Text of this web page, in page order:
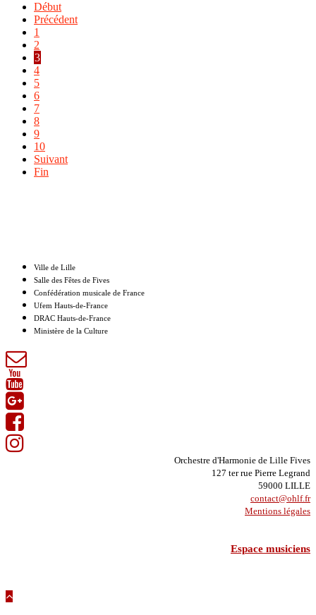
Début
Précédent
1
2
3
4
5
6
7
8
9
10
Suivant
Fin
Ville de Lille
Salle des Fêtes de Fives
Confédération musicale de France
Ufem Hauts-de-France
DRAC Hauts-de-France
Ministère de la Culture
Orchestre d'Harmonie de Lille Fives
127 ter rue Pierre Legrand
59000 LILLE
contact@ohlf.fr
Mentions légales
Espace musiciens